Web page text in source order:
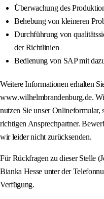
Überwachung des
Behebung von kleineren
Durchführung von
der Richtlinien
Bedienung von SAP mit
Weitere Informationen erhalten
www.wilhelmbrandenburg.de.
nutzen Sie unser
richtigen Ansprechpartner.
wir leider nicht zurücksenden.
Für Rückfragen zu dieser Stelle
Bianka Hesse unter der
Verfügung.